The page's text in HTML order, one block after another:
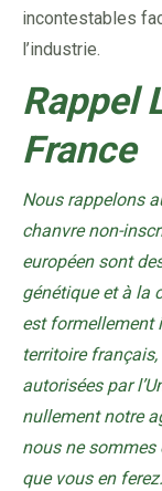
incontestables
l’industrie.
Rappel
France
Nous rappelons
chanvre non-
européen sont
génétique et à la
est formellement
territoire
autorisées par
nullement notre
nous ne sommes
que vous en ferez.